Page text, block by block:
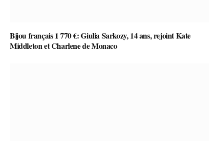
Bijou français 1 770 €: Giulia Sarkozy, 14 ans, rejoint Kate
Middleton et Charlene de Monaco